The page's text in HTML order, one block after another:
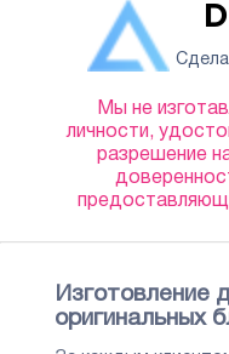
Мы не
личности,
разрешение
Изготовление
оригинальных